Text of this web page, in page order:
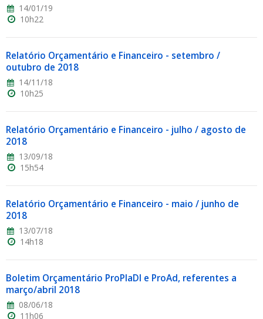
14/01/19
10h22
Relatório Orçamentário e Financeiro - setembro /
outubro de 2018
14/11/18
10h25
Relatório Orçamentário e Financeiro - julho / agosto de
2018
13/09/18
15h54
Relatório Orçamentário e Financeiro - maio / junho de
2018
13/07/18
14h18
Boletim Orçamentário ProPlaDI e ProAd, referentes a
março/abril 2018
08/06/18
11h06